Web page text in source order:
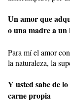
Un amor que
o una madre a
Para mí el amor
la naturaleza, la
Y usted sabe de
carne propia